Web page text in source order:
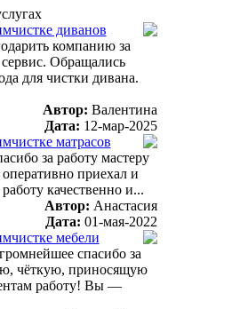
диванов
компанию за
Обращались
для чистки дивана.
Автор: Валентина
Дата: 12-мар-2025
матрасов
за работу мастеру
приехал и
качественно и...
Автор: Анастасия
Дата: 01-мая-2022
мебели
спасибо за
чёткую, приносящую
работу! Вы —